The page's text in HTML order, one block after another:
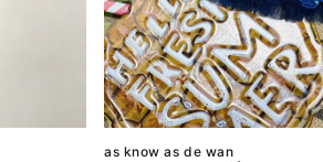
as know as de wan